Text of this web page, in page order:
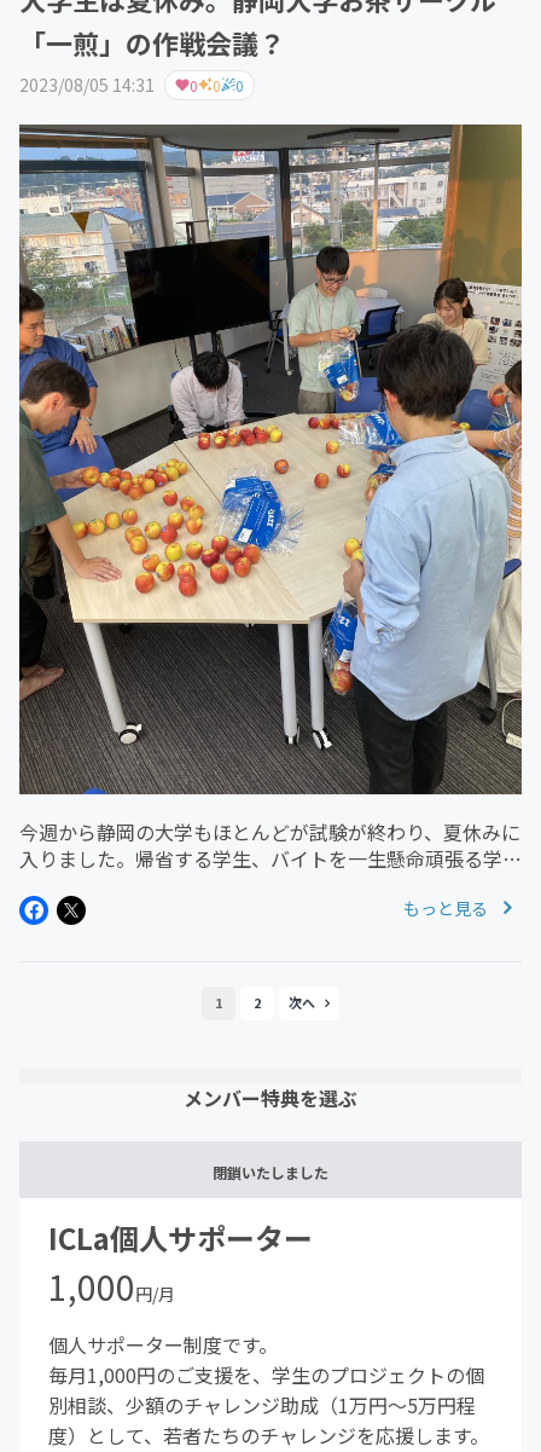
「一煎」の作戦会議？
2023/08/05 14:31 0 0 0
今週から静岡の大学もほとんどが試験が終わり、夏休みに
入りました。帰省する学生、バイトを一生懸命頑張る学
が戻ってきた気がします。ICLaも1週間ほど試験期間のた
もっと見る
1 2
メンバー特典を選ぶ
閉鎖いたしました
ICLa個人サポーター
1,000円/月
個人サポーター制度です。
毎月1,000円のご支援を、学生のプロジェクトの個
別相談、少額のチャレンジ助成（1万円〜5万円程
度）として、若者たちのチャレンジを応援します。